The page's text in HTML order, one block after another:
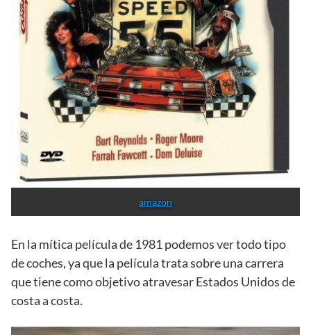
amazon
En la mítica película de 1981 podemos ver todo tipo
de coches, ya que la película trata sobre una carrera
que tiene como objetivo atravesar Estados Unidos de
costa a costa.